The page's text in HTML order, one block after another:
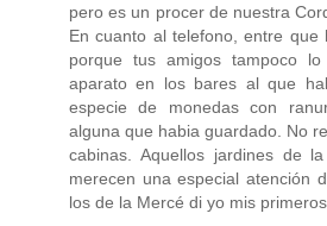
pero es un procer de nuestra
En cuanto al telefono, entre
porque tus amigos tampoco
aparato en los bares al que
especie de monedas con
alguna que habia guardado. No
cabinas. Aquellos jardines de
merecen una especial atención
los de la Mercé di yo mis